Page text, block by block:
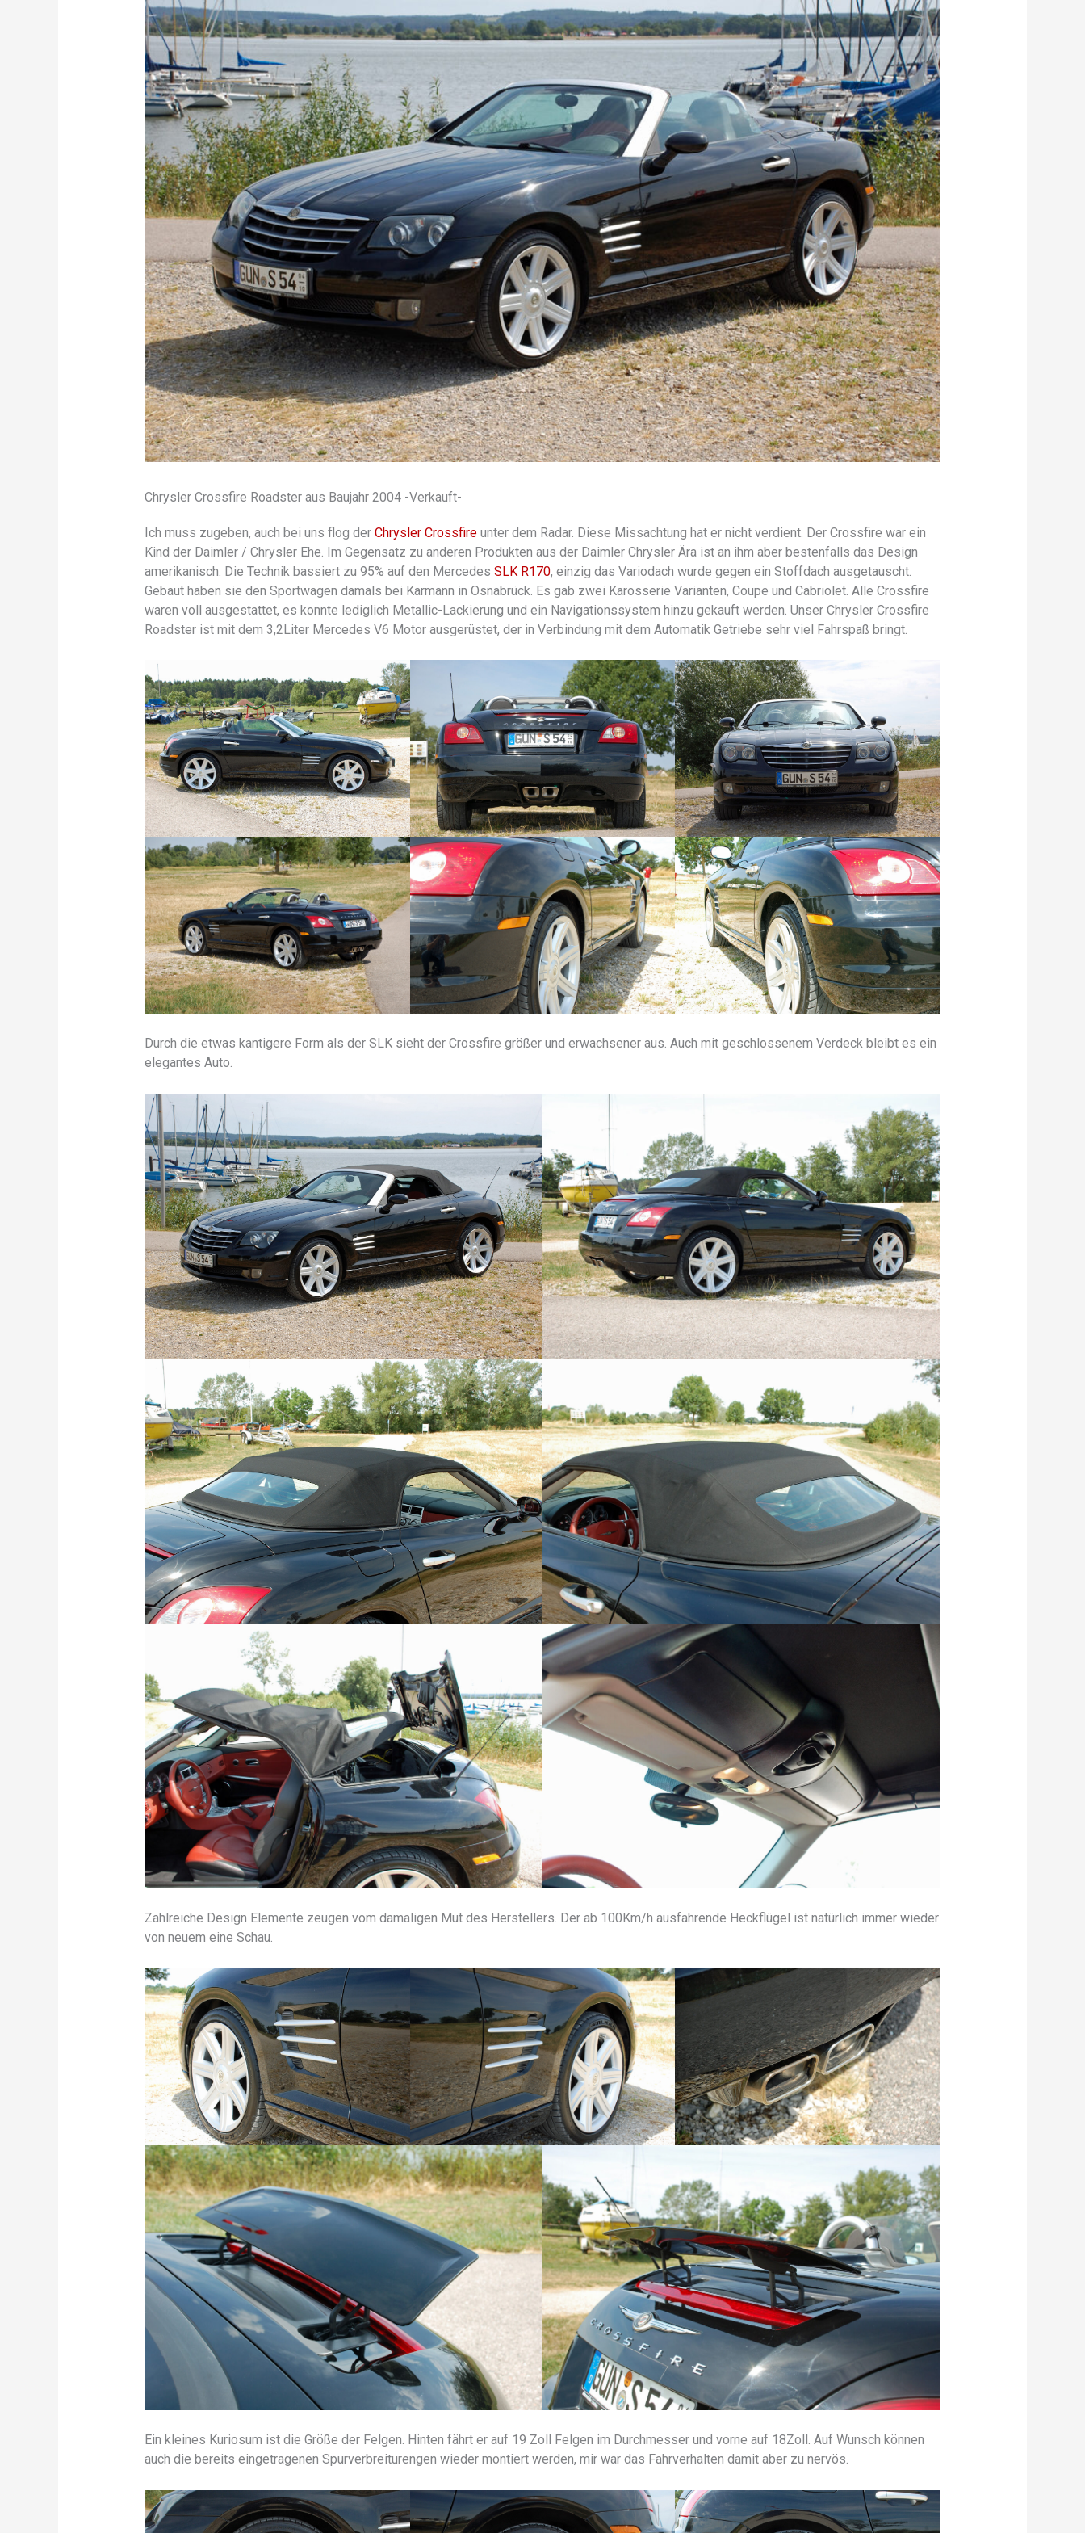
Chrysler Crossfire Roadster aus Baujahr 2004 -Verkauft-
Ich muss zugeben, auch bei uns flog der Chrysler Crossfireunter dem Radar. Diese Missachtung hat er nicht verdient. Der Crossfire war ein
Kind der Daimler / Chrysler Ehe. Im Gegensatz zu anderen Produkten aus der Daimler Chrysler Ära ist an ihm aber bestenfalls das Design
amerikanisch. Die Technik bassiert zu 95% auf den Mercedes SLK R170, einzig das Variodach wurde gegen ein Stoffdach ausgetauscht.
Gebaut haben sie den Sportwagen damals bei Karmann in Osnabrück. Es gab zwei Karosserie Varianten, Coupe und Cabriolet. Alle Crossfire
waren voll ausgestattet, es konnte lediglich Metallic-Lackierung und ein Navigationssystem hinzu gekauft werden. Unser Chrysler Crossfire
Roadster ist mit dem 3,2Liter Mercedes V6 Motor ausgerüstet, der in Verbindung mit dem Automatik Getriebe sehr viel Fahrspaß bringt.
Durch die etwas kantigere Form als der SLK sieht der Crossfire größer und erwachsener aus. Auch mit geschlossenem Verdeck bleibt es ein
elegantes Auto.
Zahlreiche Design Elemente zeugen vom damaligen Mut des Herstellers. Der ab 100Km/h ausfahrende Heckflügel ist natürlich immer wieder
von neuem eine Schau.
Ein kleines Kuriosum ist die Größe der Felgen. Hinten fährt er auf 19 Zoll Felgen im Durchmesser und vorne auf 18Zoll. Auf Wunsch können
auch die bereits eingetragenen Spurverbreiturengen wieder montiert werden, mir war das Fahrverhalten damit aber zu nervös.